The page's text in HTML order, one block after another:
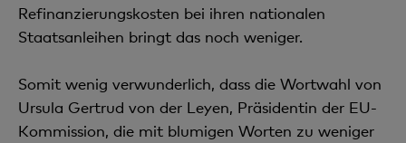
Refinanzierungskosten bei ihren nationalen
Staatsanleihen bringt das noch weniger.
Somit wenig verwunderlich, dass die Wortwahl von
Ursula Gertrud von der Leyen, Präsidentin der EU-
Kommission, die mit blumigen Worten zu weniger